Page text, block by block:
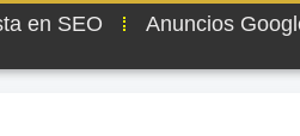
en SEO Anuncios